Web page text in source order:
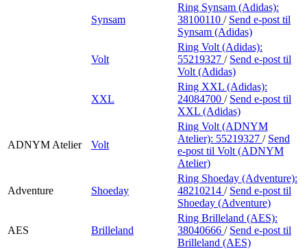
Synsam
Ring Synsam (Adidas):
38100110 / Send e-post til
Synsam (Adidas)
Volt
Ring Volt (Adidas):
55219327 / Send e-post til
Volt (Adidas)
XXL
Ring XXL (Adidas):
24084700 / Send e-post til
XXL (Adidas)
ADNYM Atelier Volt
Ring Volt (ADNYM
Atelier): 55219327 / Send
e-post til Volt (ADNYM
Atelier)
Adventure Shoeday
Ring Shoeday (Adventure):
48210214 / Send e-post til
Shoeday (Adventure)
AES Brilleland
Ring Brilleland (AES):
38040666 / Send e-post til
Brilleland (AES)